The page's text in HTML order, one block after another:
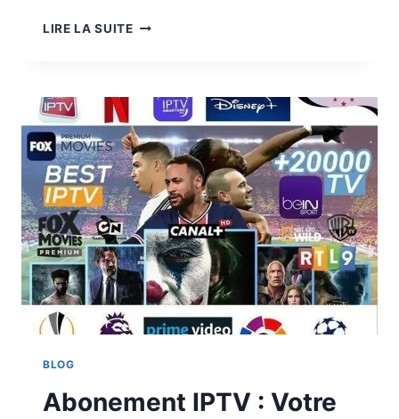
LIRE LA SUITE
BLOG
Abonement IPTV : Votre